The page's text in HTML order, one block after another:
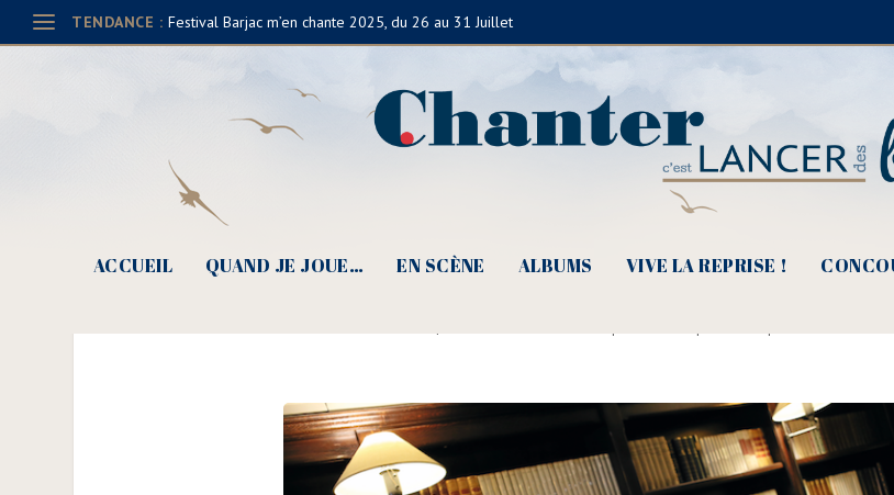
TENDANCE : Festival Barjac m’en chante 2025, du 26 au 31 Juillet
ACCUEIL QUAND JE JOUE… EN SCÈNE ALBUMS VIVE LA REPRISE !
14 festival DécOUVRIR, Hervé Vilard, l’âme